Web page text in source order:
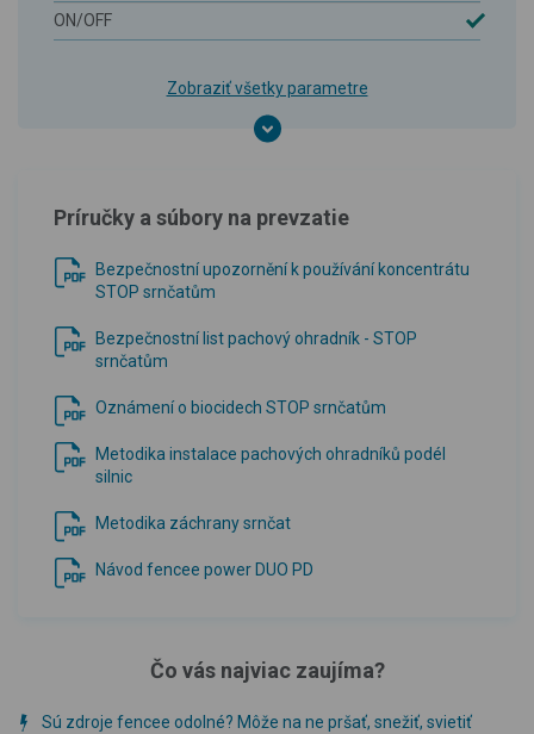
ON/OFF
Zobraziť všetky parametre
Príručky a súbory na prevzatie
Bezpečnostní upozornění k používání koncentrátu
STOP srnčatům
Bezpečnostní list pachový ohradník - STOP
srnčatům
Oznámení o biocidech STOP srnčatům
Metodika instalace pachových ohradníků podél
silnic
Metodika záchrany srnčat
Návod fencee power DUO PD
Čo vás najviac zaujíma?
Sú zdroje fencee odolné? Môže na ne pršať, snežiť, svietiť